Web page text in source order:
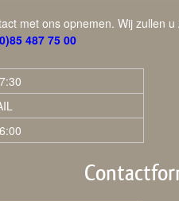
met ons opnemen. Wij zullen
487 75 00